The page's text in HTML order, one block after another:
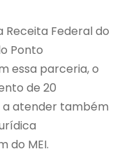
Federal do
Ponto
essa parceria, o
de 20
a atender também
do MEI.